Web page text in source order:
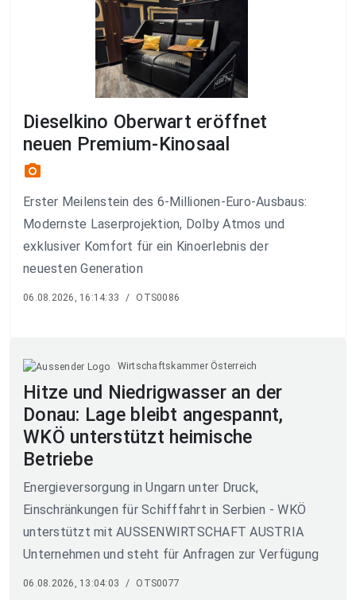
Dieselkino Oberwart eröffnet
neuen Premium-Kinosaal
photo_camera
Erster Meilenstein des 6-Millionen-Euro-Ausbaus:
Modernste Laserprojektion, Dolby Atmos und
exklusiver Komfort für ein Kinoerlebnis der
neuesten Generation
06.08.2026, 16:14:33 / OTS0086
Wirtschaftskammer Österreich
Hitze und Niedrigwasser an der
Donau: Lage bleibt angespannt,
WKÖ unterstützt heimische
Betriebe
Energieversorgung in Ungarn unter Druck,
Einschränkungen für Schifffahrt in Serbien - WKÖ
unterstützt mit AUSSENWIRTSCHAFT AUSTRIA
Unternehmen und steht für Anfragen zur Verfügung
06.08.2026, 13:04:03 / OTS0077